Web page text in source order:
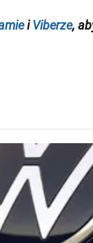
iViberze,